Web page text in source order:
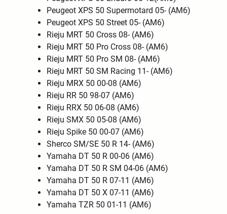
Peugeot XPS 50 Supermotard 05- (AM6)
Peugeot XPS 50 Street 05- (AM6)
Rieju MRT 50 Cross 08- (AM6)
Rieju MRT 50 Pro Cross 08- (AM6)
Rieju MRT 50 Pro SM 08- (AM6)
Rieju MRT 50 SM Racing 11- (AM6)
Rieju MRX 50 00-08 (AM6)
Rieju RR 50 98-07 (AM6)
Rieju RRX 50 06-08 (AM6)
Rieju SMX 50 05-08 (AM6)
Rieju Spike 50 00-07 (AM6)
Sherco SM/SE 50 R 14- (AM6)
Yamaha DT 50 R 00-06 (AM6)
Yamaha DT 50 R SM 04-06 (AM6)
Yamaha DT 50 R 07-11 (AM6)
Yamaha DT 50 X 07-11 (AM6)
Yamaha TZR 50 01-11 (AM6)